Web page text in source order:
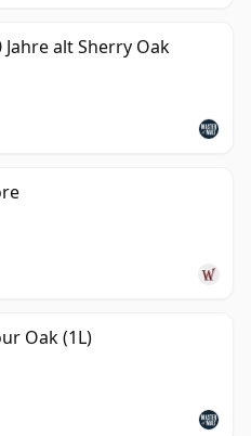
alt Sherry Oak
Oak (1L)